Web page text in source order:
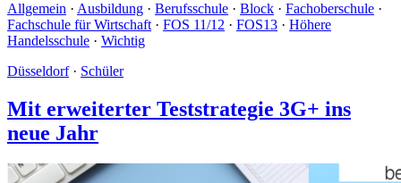
Allgemein · Ausbildung · Berufsschule · Block · Fachoberschule ·
Fachschule für Wirtschaft · FOS 11/12 · FOS13 · Höhere
Handelsschule · Wichtig
Düsseldorf· Schüler
Mit erweiterter Teststrategie 3G+ ins
neue Jahr